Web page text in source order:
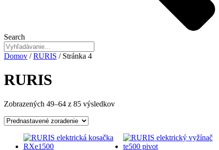
Search
Domov /RURIS / Stránka 4
RURIS
Zobrazených 49–64 z 85 výsledkov